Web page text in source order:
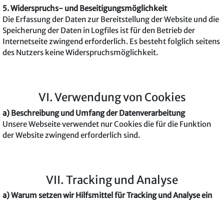
5. Widerspruchs- und Beseitigungsmöglichkeit
Die Erfassung der Daten zur Bereitstellung der Website und die
Speicherung der Daten in Logfiles ist für den Betrieb der
Internetseite zwingend erforderlich. Es besteht folglich seitens
des Nutzers keine Widerspruchsmöglichkeit.
VI. Verwendung von Cookies
a) Beschreibung und Umfang der Datenverarbeitung
Unsere Webseite verwendet nur Cookies die für die Funktion
der Website zwingend erforderlich sind.
VII. Tracking und Analyse
a) Warum setzen wir Hilfsmittel für Tracking und Analyse ein